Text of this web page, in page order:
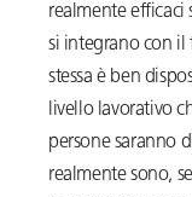
realmente efficaci
si integrano con il
stessa è ben
livello lavorativo
persone saranno
realmente sono,